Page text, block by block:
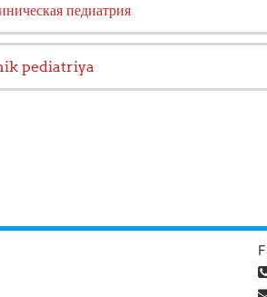
педиатрия
pediatriya